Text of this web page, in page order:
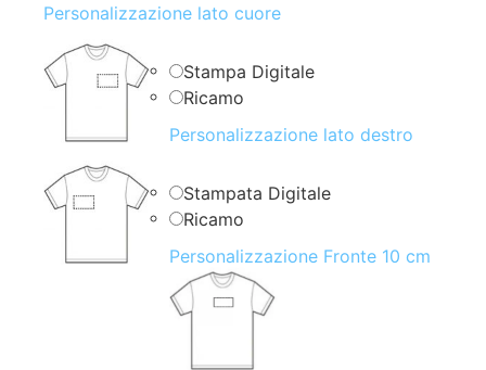
Personalizzazione lato cuore
Stampa Digitale
Ricamo
Personalizzazione lato destro
Stampata Digitale
Ricamo
Personalizzazione Fronte 10 cm